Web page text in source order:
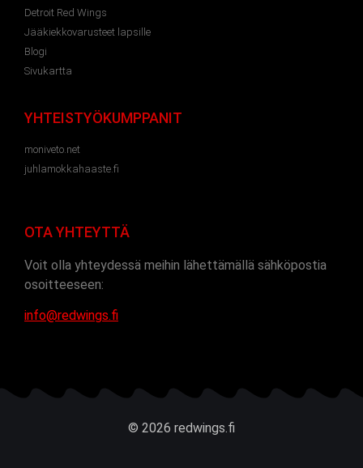
Detroit Red Wings
Jääkiekkovarusteet lapsille
Blogi
Sivukartta
YHTEISTYÖKUMPPANIT
moniveto.net
juhlamokkahaaste.fi
OTA YHTEYTTÄ
Voit olla yhteydessä meihin lähettämällä sähköpostia
osoitteeseen:
info@redwings.fi
© 2026 redwings.fi